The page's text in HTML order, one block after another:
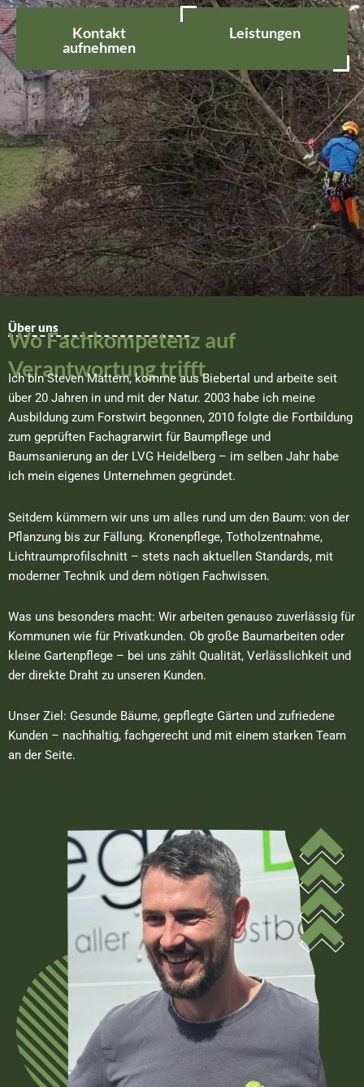
Kontakt
aufnehmen
Leistungen
Über uns
Wo Fachkompetenz auf
Verantwortung trifft
Ich bin Steven Mattern, komme aus Biebertal und arbeite seit
über 20 Jahren in und mit der Natur. 2003 habe ich meine
Ausbildung zum Forstwirt begonnen, 2010 folgte die Fortbildung
zum geprüften Fachagrarwirt für Baumpflege und
Baumsanierung an der LVG Heidelberg – im selben Jahr habe
ich mein eigenes Unternehmen gegründet.
Seitdem kümmern wir uns um alles rund um den Baum: von der
Pflanzung bis zur Fällung. Kronenpflege, Totholzentnahme,
Lichtraumprofilschnitt – stets nach aktuellen Standards, mit
moderner Technik und dem nötigen Fachwissen.
Was uns besonders macht: Wir arbeiten genauso zuverlässig für
Kommunen wie für Privatkunden. Ob große Baumarbeiten oder
kleine Gartenpflege – bei uns zählt Qualität, Verlässlichkeit und
der direkte Draht zu unseren Kunden.
Unser Ziel: Gesunde Bäume, gepflegte Gärten und zufriedene
Kunden – nachhaltig, fachgerecht und mit einem starken Team
an der Seite.